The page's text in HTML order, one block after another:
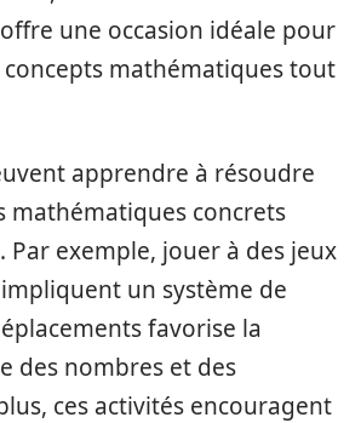
une occasion idéale pour
mathématiques tout
apprendre à résoudre
mathématiques concrets
exemple, jouer à des jeux
un système de
favorise la
des nombres et des
ces activités encouragent